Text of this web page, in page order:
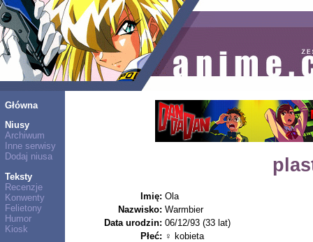
Główna
Niusy
Archiwum
Inne serwisy
Dodaj niusa
Teksty
Recenzje
Konwenty
Felietony
Humor
Kiosk
Imię: Ola
Nazwisko: Warmbier
Data urodzin: 06/12/93 (33 lat)
Płeć: ♀ kobieta